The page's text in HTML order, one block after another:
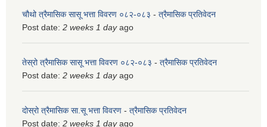
चौथो त्रैमासिक सासू भत्ता विवरण ०८२-०८३ - त्रैमासिक प्रतिवेदन
Post date: 2 weeks 1 dayago
तेस्रो त्रैमासिक सासू भत्ता विवरण ०८२-०८३ - त्रैमासिक प्रतिवेदन
Post date: 2 weeks 1 dayago
दोस्रो त्रैमासिक सा.सू भत्ता विवरण - त्रैमासिक प्रतिवेदन
Post date: 2 weeks 1 dayago